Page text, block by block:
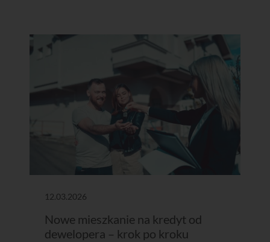
12.03.2026
Nowe mieszkanie na kredyt od
dewelopera – krok po kroku